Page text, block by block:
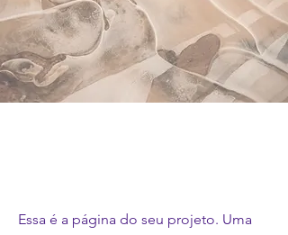
Essa é a página do seu projeto. Uma